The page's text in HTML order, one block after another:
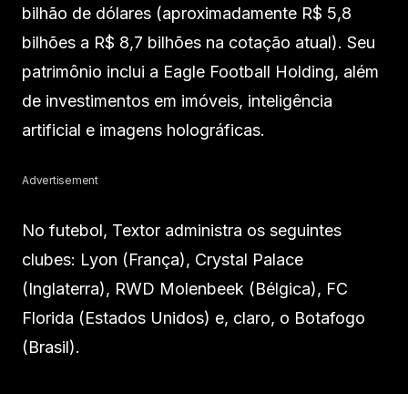
bilhão de dólares (aproximadamente R$ 5,8
bilhões a R$ 8,7 bilhões na cotação atual). Seu
patrimônio inclui a Eagle Football Holding, além
de investimentos em imóveis, inteligência
artificial e imagens holográficas.
Advertisement
No futebol, Textor administra os seguintes
clubes: Lyon (França), Crystal Palace
(Inglaterra), RWD Molenbeek (Bélgica), FC
Florida (Estados Unidos) e, claro, o Botafogo
(Brasil).